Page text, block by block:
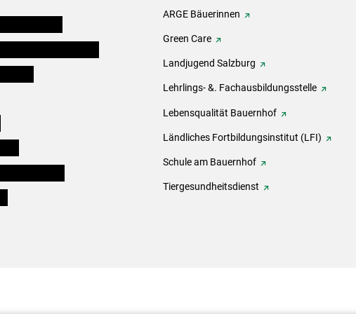
ARGE Bäuerinnen
Green Care
Landjugend Salzburg
Lehrlings- &. Fachausbildungsstelle
Lebensqualität Bauernhof
Ländliches Fortbildungsinstitut (LFI)
Schule am Bauernhof
Tiergesundheitsdienst